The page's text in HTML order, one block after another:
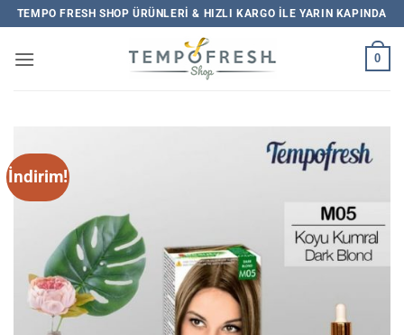
İçeriğe
atla
TEMPO FRESH SHOP ÜRÜNLERI & HIZLI KARGO ILE YARIN KAPINDA
0
İndirim!